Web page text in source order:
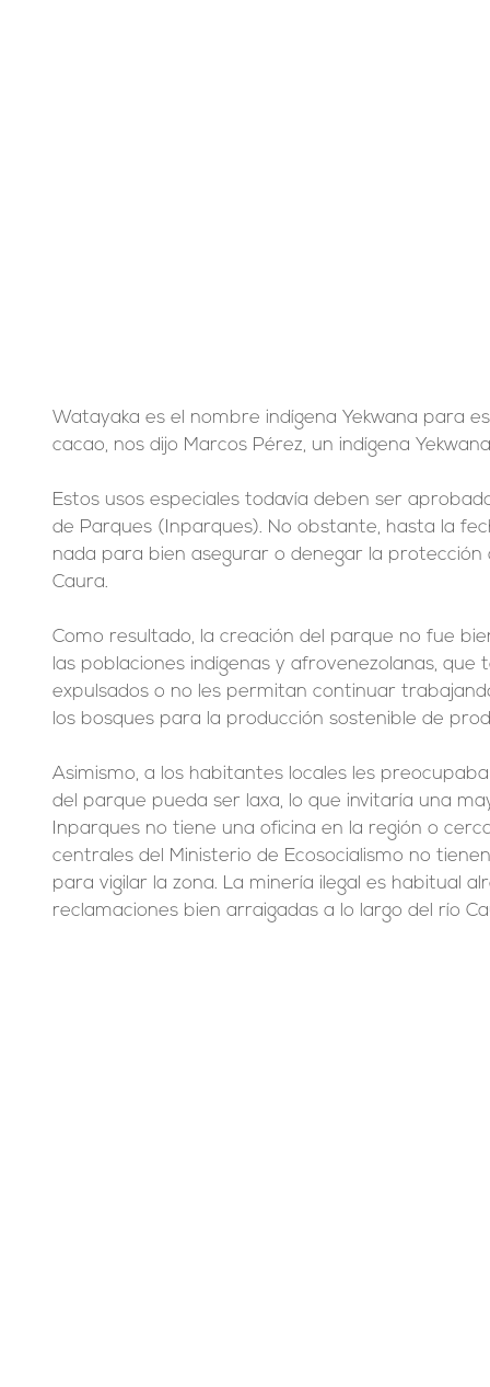
Watayaka es el nombre indígena Yekwana para
cacao, nos dijo Marcos Pérez, un indígena
Estos usos especiales todavía deben ser
de Parques (Inparques). No obstante, hasta la
nada para bien asegurar o denegar la protección
Caura.
Como resultado, la creación del parque no fue
las poblaciones indígenas y afrovenezolanas,
expulsados o no les permitan continuar
los bosques para la producción sostenible de
Asimismo, a los habitantes locales les
del parque pueda ser laxa, lo que invitaría una
Inparques no tiene una oficina en la región o
centrales del Ministerio de Ecosocialismo no
para vigilar la zona. La minería ilegal es habitual
reclamaciones bien arraigadas a lo largo del río